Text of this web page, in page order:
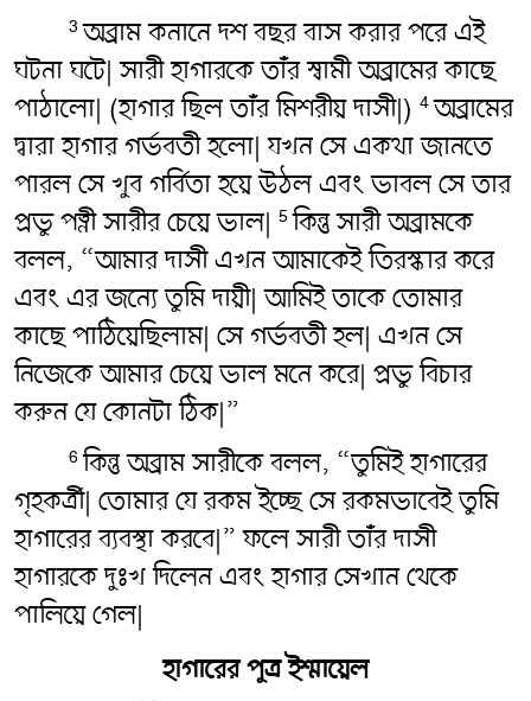
3অব্রাম কনানে দশ বছর বাস করার পরে এই
ঘটনা ঘটে| সারী হাগারকে তাঁর স্বামী অব্রামের কাছে
পাঠালো| (হাগার ছিল তাঁর মিশরীয় দাসী|) 4অব্রামের
দ্বারা হাগার গর্ভবতী হলো| যখন সে একথা জানতে
পারল সে খুব গর্বিতা হয়ে উঠল এবং ভাবল সে তার
প্রভু পত্নী সারীর চেয়ে ভাল| 5কিন্তু সারী অব্রামকে
বলল, “আমার দাসী এখন আমাকেই তিরস্কার করে
এবং এর জন্যে তুমি দায়ী| আমিই তাকে তোমার
কাছে পাঠিয়েছিলাম| সে গর্ভবতী হল| এখন সে
নিজেকে আমার চেয়ে ভাল মনে করে| প্রভু বিচার
করুন যে কোনটা ঠিক|”
6কিন্তু অব্রাম সারীকে বলল, “তুমিই হাগারের
গৃহকর্ত্রী| তোমার যে রকম ইচ্ছে সে রকমভাবেই তুমি
হাগারের ব্যবস্থা করবে|” ফলে সারী তাঁর দাসী
হাগারকে দুঃখ দিলেন এবং হাগার সেখান থেকে
পালিয়ে গেল|
হাগারের পুত্র ইশ্মায়েল